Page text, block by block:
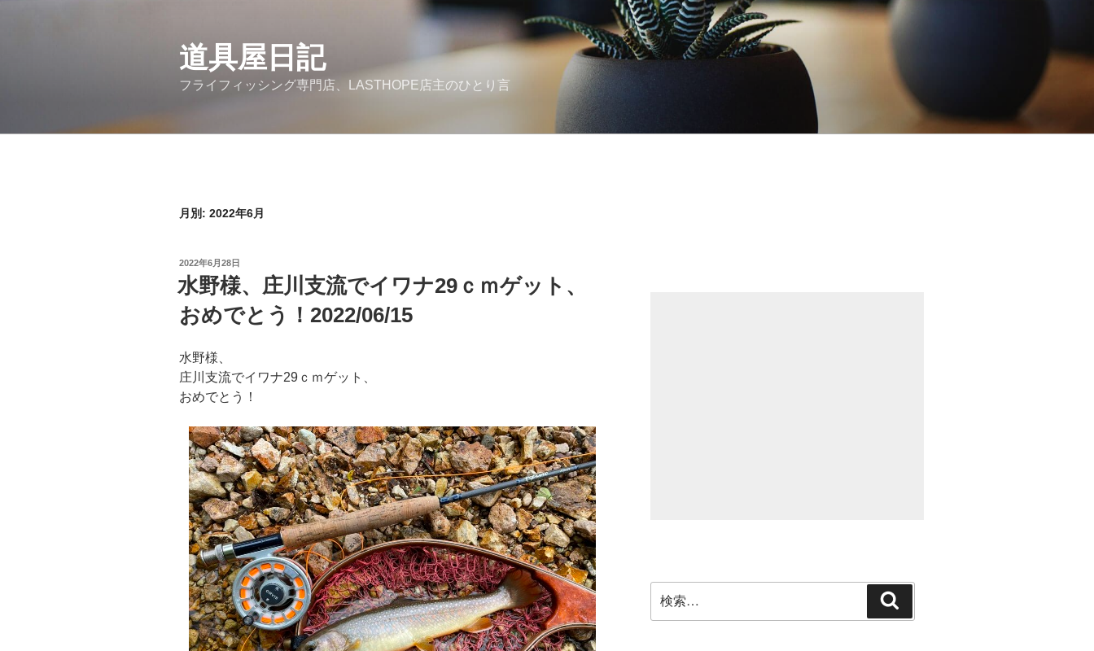
道具屋日記
フライフィッシング専門店、LASTHOPE店主のひとり言
月別: 2022年6月
投
稿
日:
2022年6月28日
水野様、庄川支流でイワナ29ｃｍゲット、
おめでとう！2022/06/15
水野様、
庄川支流でイワナ29ｃｍゲット、
おめでとう！
索:
索